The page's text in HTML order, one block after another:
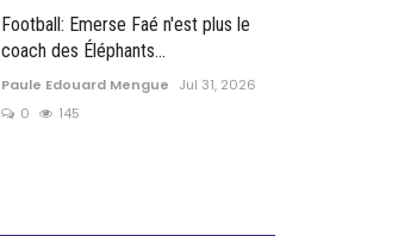
Football: Emerse Faé n'est plus le
coach des Éléphants...
Paule Edouard Mengue
Jul 31, 2026
0
145